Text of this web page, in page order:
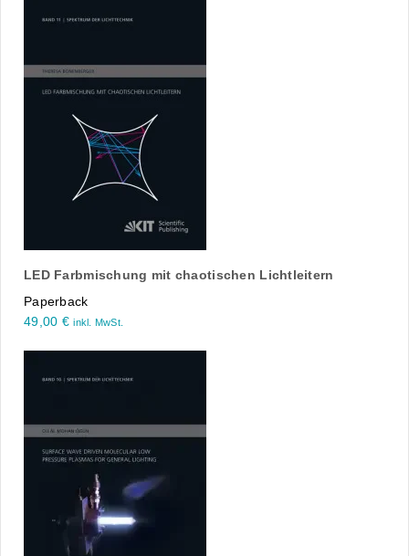
LED Farbmischung mit chaotischen Lichtleitern
Paperback
49,00 € inkl. MwSt.